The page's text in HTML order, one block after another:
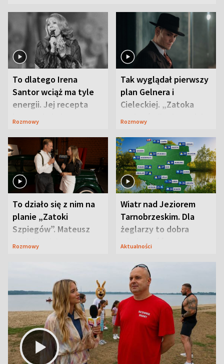
To dlatego Irena
Santor wciąż ma tyle
energii. Jej recepta
jest zaskakująco
Rozmowy
Tak wyglądał pierwszy
plan Gelnera i
Cieleckiej. „Zatoka
szpiegów” od razu ich
Rozmowy
To działo się z nim na
planie „Zatoki
Szpiegów”. Mateusz
Janicki odsłonił
Rozmowy
Wiatr nad Jeziorem
Tarnobrzeskim. Dla
żeglarzy to dobra
wiadomość
Aktualności